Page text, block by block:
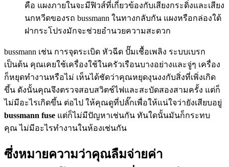
คือ แผงภายในจะมีฟิวส์ที่เกี่ยวข้องกับเสียงกระดิ่งและเสียง
นกหวีดของรถ bussmann ในทางกลับกัน แผงหรือกล่องใต้
ฝากระโปรงมักจะช่วยอำนวยความสะดวก
bussmann เช่น การจุดระเบิด หัวฉีด ปั๊มเชื้อเพลิง ระบบเบรก
เป็นต้น คุณเคยใช้เครื่องใช้ในครัวเรือนบางอย่างและจู่ๆ เครื่อง
ก็หยุดทำงานหรือไม่ เห็นได้ชัดว่าคุณหยุดงุนงงกับสิ่งที่เพิ่งเกิด
ขึ้น ดังนั้นคุณจึงตรวจสอบสวิตช์ไฟและสะบัดสองสามครั้ง แต่ก็
ไม่มีอะไรเกิดขึ้น ต่อไป ให้คุณดูที่ปลั๊กเพื่อให้แน่ใจว่ายังเสียบอยู่
bussmann fuse แต่ก็ไม่มีปัญหาเช่นกัน ทันใดนั้นมันก็กระทบ
คุณ ไม่มีอะไรทำงานในห้องเช่นกัน
ซึ่งหมายความว่าคุณลืมจ่ายค่า